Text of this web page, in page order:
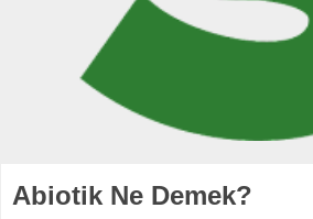
Abiotik Ne Demek?